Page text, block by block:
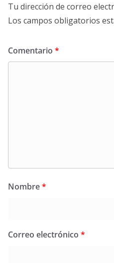
Tu dirección de correo
Los campos obligatorios
Comentario *
Nombre*
Correo electrónico *